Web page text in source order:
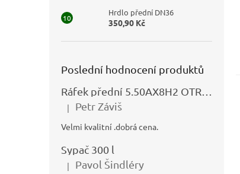
Hrdlo přední DN36
350,90 Kč
Poslední hodnocení produktů
Hodnocení produktu je 5 z 5 hvězdiček.
| Petr Záviš
Velmi kvalitní .dobrá cena.
Sypač 300 l
Hodnocení produktu je 5 z 5 hvězdiček.
| Pavol Šindléry